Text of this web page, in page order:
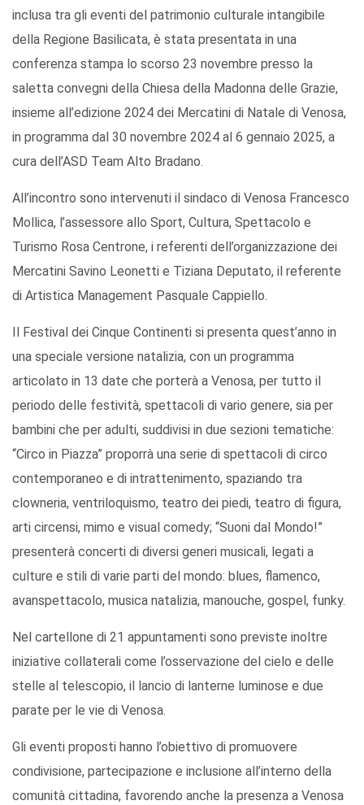
inclusa tra gli eventi del patrimonio culturale intangibile
della Regione Basilicata, è stata presentata in una
conferenza stampa lo scorso 23 novembre presso la
saletta convegni della Chiesa della Madonna delle Grazie,
insieme all’edizione 2024 dei Mercatini di Natale di Venosa,
in programma dal 30 novembre 2024 al 6 gennaio 2025, a
cura dell’ASD Team Alto Bradano.
All’incontro sono intervenuti il sindaco di Venosa Francesco
Mollica, l’assessore allo Sport, Cultura, Spettacolo e
Turismo Rosa Centrone, i referenti dell’organizzazione dei
Mercatini Savino Leonetti e Tiziana Deputato, il referente
di Artistica Management Pasquale Cappiello.
Il Festival dei Cinque Continenti si presenta quest’anno in
una speciale versione natalizia, con un programma
articolato in 13 date che porterà a Venosa, per tutto il
periodo delle festività, spettacoli di vario genere, sia per
bambini che per adulti, suddivisi in due sezioni tematiche:
“Circo in Piazza” proporrà una serie di spettacoli di circo
contemporaneo e di intrattenimento, spaziando tra
clowneria, ventriloquismo, teatro dei piedi, teatro di figura,
arti circensi, mimo e visual comedy; “Suoni dal Mondo!”
presenterà concerti di diversi generi musicali, legati a
culture e stili di varie parti del mondo: blues, flamenco,
avanspettacolo, musica natalizia, manouche, gospel, funky.
Nel cartellone di 21 appuntamenti sono previste inoltre
iniziative collaterali come l’osservazione del cielo e delle
stelle al telescopio, il lancio di lanterne luminose e due
parate per le vie di Venosa.
Gli eventi proposti hanno l’obiettivo di promuovere
condivisione, partecipazione e inclusione all’interno della
comunità cittadina, favorendo anche la presenza a Venosa